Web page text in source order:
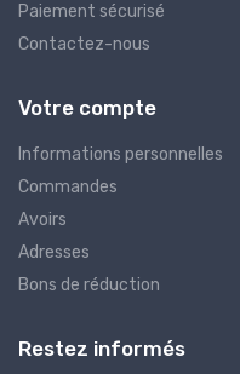
Paiement sécurisé
Contactez-nous
Votre compte
Informations personnelles
Commandes
Avoirs
Adresses
Bons de réduction
Restez informés